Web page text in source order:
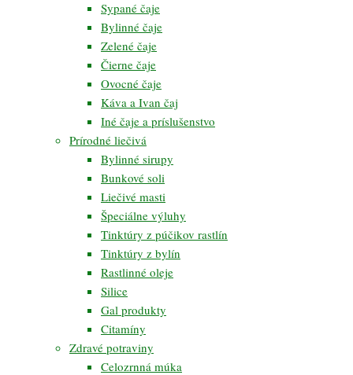
Sypané čaje
Bylinné čaje
Zelené čaje
Čierne čaje
Ovocné čaje
Káva a Ivan čaj
Iné čaje a príslušenstvo
Prírodné liečivá
Bylinné sirupy
Bunkové soli
Liečivé masti
Špeciálne výluhy
Tinktúry z púčikov rastlín
Tinktúry z bylín
Rastlinné oleje
Silice
Gal produkty
Citamíny
Zdravé potraviny
Celozrnná múka